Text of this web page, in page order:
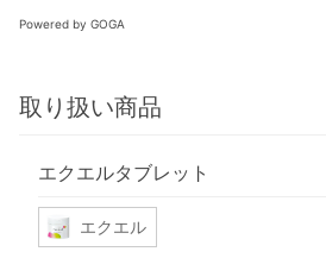
Powered by GOGA
取り扱い商品
エクエルタブレット
エクエル